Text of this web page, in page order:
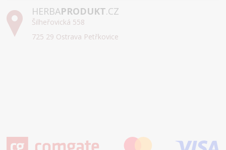
HERBAPRODUKT.CZ
Šilheřovická 558
725 29 Ostrava Petřkovice